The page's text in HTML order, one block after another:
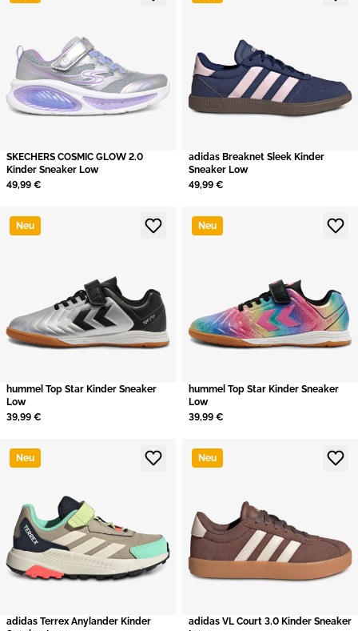
SKECHERS COSMIC GLOW 2.0
Kinder Sneaker Low
49,99 €
adidas Breaknet Sleek Kinder
Sneaker Low
49,99 €
Neu
hummel Top Star Kinder Sneaker
Low
39,99 €
Neu
hummel Top Star Kinder Sneaker
Low
39,99 €
Neu
adidas Terrex Anylander Kinder
Neu
adidas VL Court 3.0 Kinder Sneaker